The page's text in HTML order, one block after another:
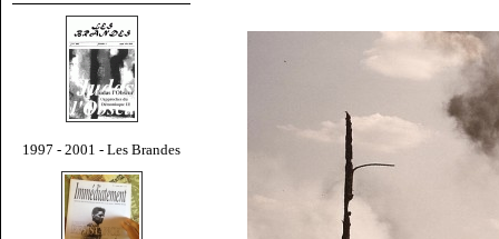
1997 - 2001 - Les Brandes